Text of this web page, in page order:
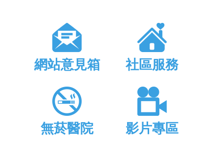
網站意見箱 社區服務
無菸醫院 影片專區